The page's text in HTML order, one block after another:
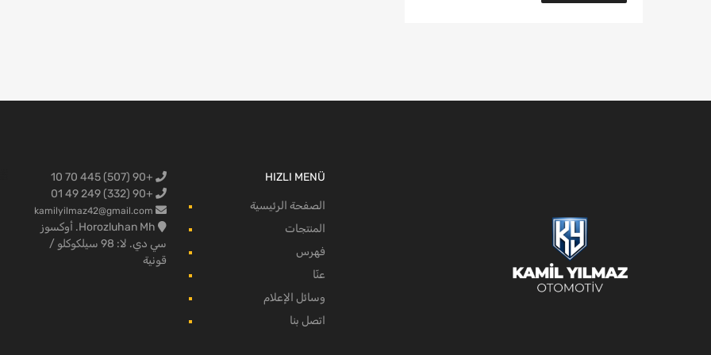
HIZLI MENÜ
الصفحة الرئيسية
المنتجات
فهرس
عنّا
وسائل الإعلام
اتصل بنا
+90 (507) 445 70 10
+90 (332) 249 49 01
kamilyilmaz42@gmail.com
Horozluhan Mh. أوكسوز
سي دي. لا: 98 سيلكوكلو /
قونية